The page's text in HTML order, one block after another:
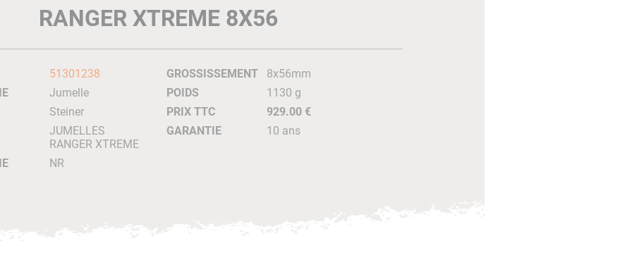
RANGER XTREME 8X56
51301238
Jumelle
Steiner
JUMELLES
RANGER XTREME
NR
GROSSISSEMENT
8x56mm
POIDS
1130 g
PRIX TTC
929.00 €
GARANTIE
10 ans